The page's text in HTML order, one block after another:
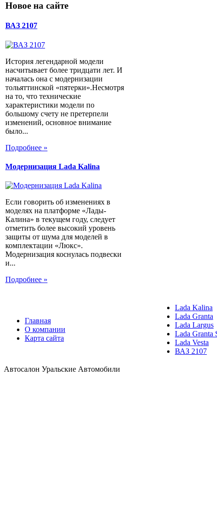
Новое на сайте
ВАЗ 2107
История легендарной модели
насчитывает более тридцати лет. И
началась она с модернизации
тольяттинской «пятерки».Несмотря
на то, что технические
характеристики модели по
большому счету не претерпели
изменений, основное внимание
было...
Подробнее »
Модернизация Lada Kalina
Если говорить об изменениях в
моделях на платформе «Лады-
Калина» в текущем году, следует
отметить более высокий уровень
защиты от шума для моделей в
комплектации «Люкс».
Модернизация коснулась подвески
и...
Подробнее »
Главная
О компании
Карта сайта
Lada Kalina
Lada Granta
Lada Largus
Lada Granta
Lada Vesta
ВАЗ 2107
Автосалон Уральские Автомобили